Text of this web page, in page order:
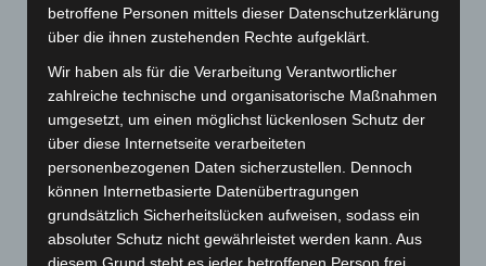
durch Kleidung und Gestik spielerisch dargestellt
7. Sittlichkeitsspiel – der Clown verstößt immer wieder
gegen die Vorstellungen von Anstand und Sitte, obwohl
er sie genau kennt und als Bürger auch einhält.
Viele Clowns erstreben die Verschmelzung von Rolle
und Person, möchten den Clown und den Menschen
dahinter verschmelzen. Der Schweizer Clown Dimitri hat
es sogar geschafft, seinen Künstlernamen (der auch
sein Vorname war) zu seinem Nachnamen ändern zu
betroffene Personen mittels dieser Datenschutzerklärung
über die ihnen zustehenden Rechte aufgeklärt.
Wir haben als für die Verarbeitung Verantwortlicher
zahlreiche technische und organisatorische Maßnahmen
umgesetzt, um einen möglichst lückenlosen Schutz der
über diese Internetseite verarbeiteten
personenbezogenen Daten sicherzustellen. Dennoch
können Internetbasierte Datenübertragungen
grundsätzlich Sicherheitslücken aufweisen, sodass ein
absoluter Schutz nicht gewährleistet werden kann. Aus